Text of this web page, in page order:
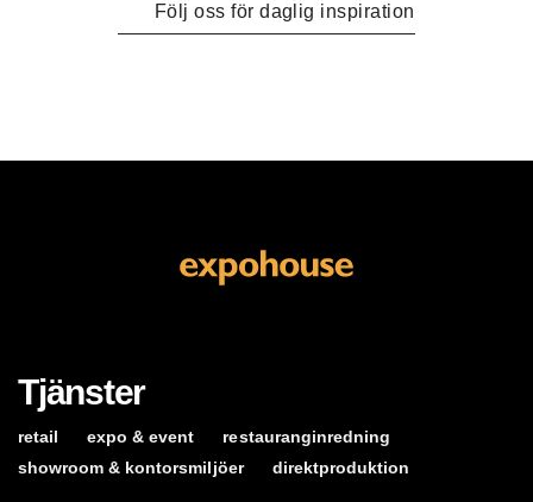
Följ oss för daglig inspiration
Tjänster
retail expo & event
restauranginredning
showroom & kontorsmiljöer
direktproduktion